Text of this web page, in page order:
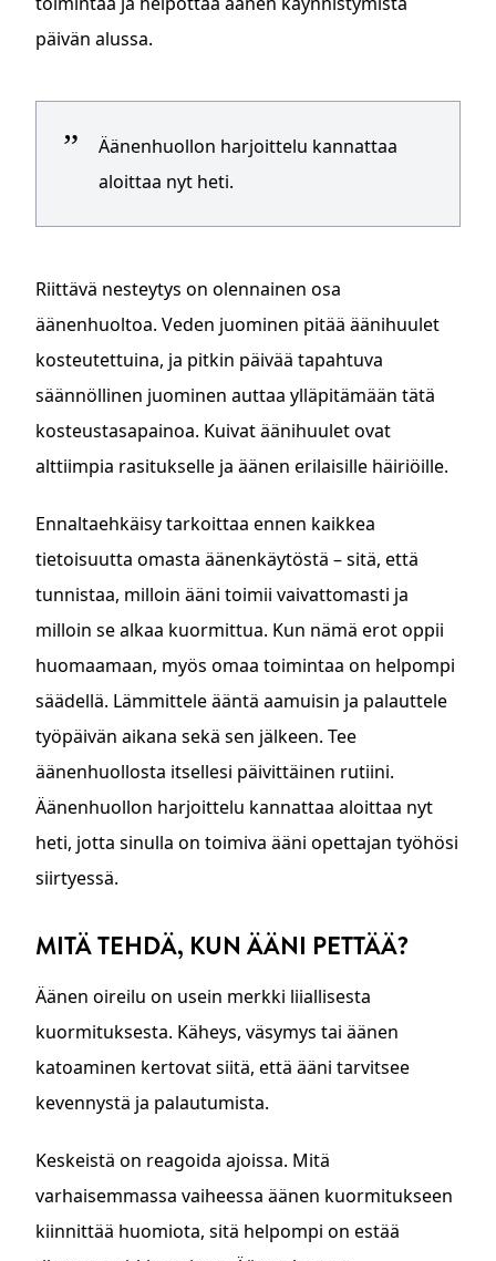
päivän alussa.
Äänenhuollon harjoittelu kannattaa
aloittaa nyt heti.
Riittävä nesteytys on olennainen osa
äänenhuoltoa. Veden juominen pitää äänihuulet
kosteutettuina, ja pitkin päivää tapahtuva
säännöllinen juominen auttaa ylläpitämään tätä
kosteustasapainoa. Kuivat äänihuulet ovat
alttiimpia rasitukselle ja äänen erilaisille häiriöille.
Ennaltaehkäisy tarkoittaa ennen kaikkea
tietoisuutta omasta äänenkäytöstä – sitä, että
tunnistaa, milloin ääni toimii vaivattomasti ja
milloin se alkaa kuormittua. Kun nämä erot oppii
huomaamaan, myös omaa toimintaa on helpompi
säädellä. Lämmittele ääntä aamuisin ja palauttele
työpäivän aikana sekä sen jälkeen. Tee
äänenhuollosta itsellesi päivittäinen rutiini.
Äänenhuollon harjoittelu kannattaa aloittaa nyt
heti, jotta sinulla on toimiva ääni opettajan työhösi
siirtyessä.
MITÄ TEHDÄ, KUN ÄÄNI PETTÄÄ?
Äänen oireilu on usein merkki liiallisesta
kuormituksesta. Käheys, väsymys tai äänen
katoaminen kertovat siitä, että ääni tarvitsee
kevennystä ja palautumista.
Keskeistä on reagoida ajoissa. Mitä
varhaisemmassa vaiheessa äänen kuormitukseen
kiinnittää huomiota, sitä helpompi on estää